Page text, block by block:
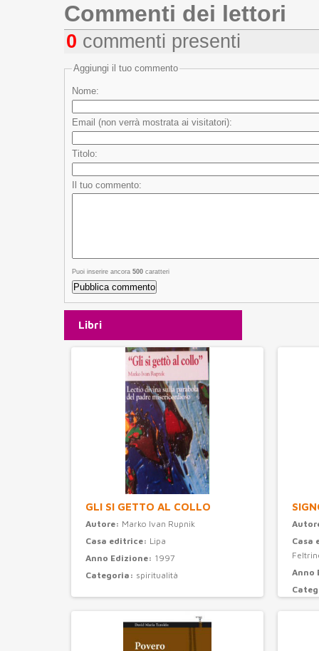
Commenti dei lettori
0 commenti presenti
Aggiungi il tuo commento
Nome:
Email (non verrà mostrata ai visitatori):
Titolo:
Il tuo commento:
Puoi inserire ancora 500 caratteri
Libri
GLI SI GETTO AL COLLO
Autore: Marko Ivan Rupnik
Casa editrice: Lipa
Anno Edizione: 1997
Categoria: spiritualità
Casa
Anno